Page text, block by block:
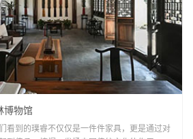
博物馆
看到的璞睿不仅仅是一件件家具，更是通过对